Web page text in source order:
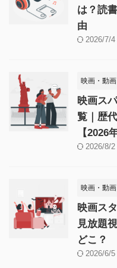
は？読
由
2026/7/4
映画・動画
映画ス
覧｜歴
【2026
2026/8/2
映画・動画
映画ス
見放題
どこ？
2026/6/5